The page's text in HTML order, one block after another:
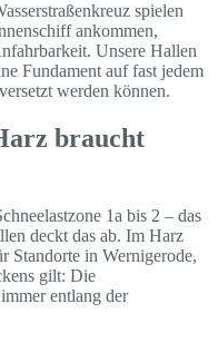
spielen
ankommen,
Unsere Hallen
Fundament auf fast jedem
werden können.
braucht
1a bis 2 – das
deckt das ab. Im Harz
Standorte in Wernigerode,
gilt: Die
entlang der